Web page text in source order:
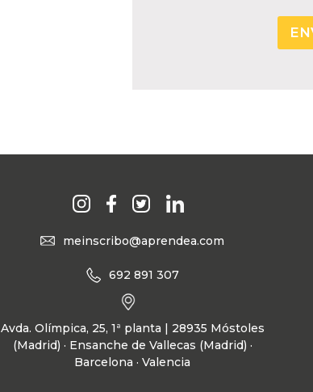
meinscribo@aprendea.com
692 891 307
Avda. Olímpica, 25, 1ª planta | 28935 Móstoles
(Madrid) · Ensanche de Vallecas (Madrid) ·
Barcelona · Valencia